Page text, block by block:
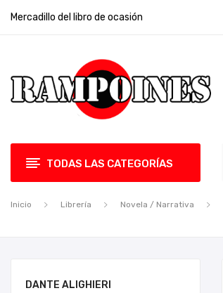
Mercadillo del libro de ocasión
TODAS LAS CATEGORÍAS
Inicio Librería Novela / Narrativa
DANTE ALIGHIERI